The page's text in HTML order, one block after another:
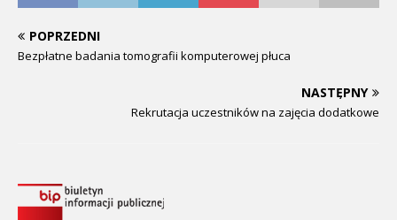
POPRZEDNI
Bezpłatne badania tomografii komputerowej płuca
NASTĘPNY
Rekrutacja uczestników na zajęcia dodatkowe